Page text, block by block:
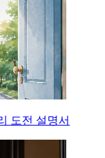
도전 설명서